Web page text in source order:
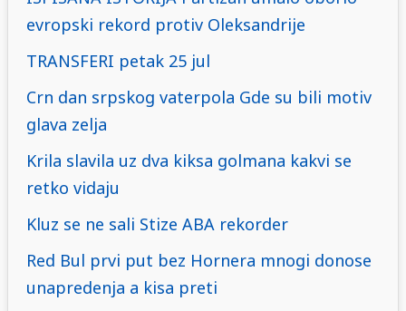
evropski rekord protiv Oleksandrije
TRANSFERI petak 25 jul
Crn dan srpskog vaterpola Gde su bili motiv
glava zelja
Krila slavila uz dva kiksa golmana kakvi se
retko vidaju
Kluz se ne sali Stize ABA rekorder
Red Bul prvi put bez Hornera mnogi donose
unapredenja a kisa preti